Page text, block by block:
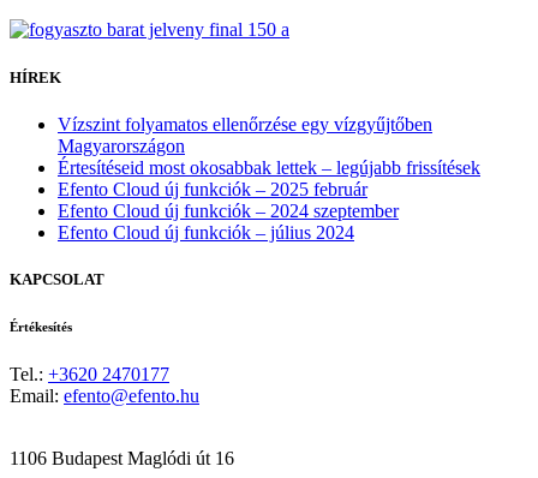
HÍREK
Vízszint folyamatos ellenőrzése egy vízgyűjtőben
Magyarországon
Értesítéseid most okosabbak lettek – legújabb frissítések
Efento Cloud új funkciók – 2025 február
Efento Cloud új funkciók – 2024 szeptember
Efento Cloud új funkciók – július 2024
KAPCSOLAT
Értékesítés
Tel.: +3620 2470177
Email: efento@efento.hu
1106 Budapest Maglódi út 16